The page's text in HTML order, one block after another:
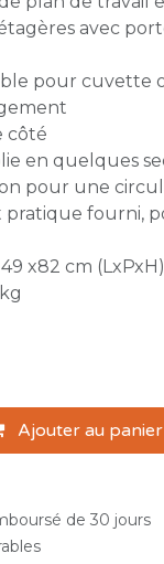
avec
pour cuvette
côté
en quelques
pour une
pratique fourni,
x82 cm (LxPxH)
Ajouter au panier
de 30 jours